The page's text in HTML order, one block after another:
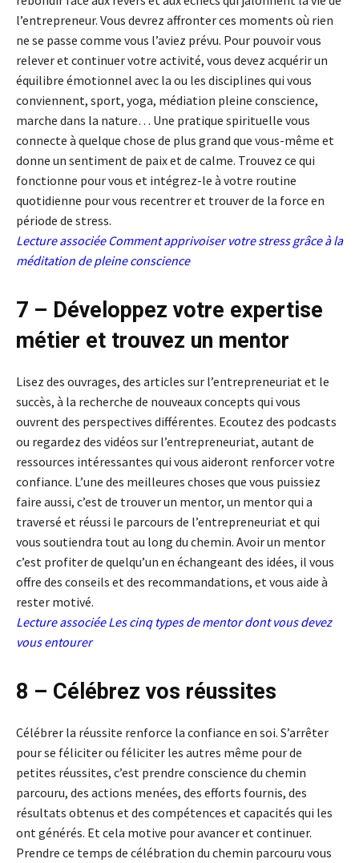
l’entrepreneur. Vous devrez affronter ces moments où rien
ne se passe comme vous l’aviez prévu. Pour pouvoir vous
relever et continuer votre activité, vous devez acquérir un
équilibre émotionnel avec la ou les disciplines qui vous
conviennent, sport, yoga, médiation pleine conscience,
marche dans la nature… Une pratique spirituelle vous
connecte à quelque chose de plus grand que vous-même et
donne un sentiment de paix et de calme. Trouvez ce qui
fonctionne pour vous et intégrez-le à votre routine
quotidienne pour vous recentrer et trouver de la force en
période de stress.
Lecture associée Comment apprivoiser votre stress grâce à la
méditation de pleine conscience
7 – Développez votre expertise
métier et trouvez un mentor
Lisez des ouvrages, des articles sur l’entrepreneuriat et le
succès, à la recherche de nouveaux concepts qui vous
ouvrent des perspectives différentes. Ecoutez des podcasts
ou regardez des vidéos sur l’entrepreneuriat, autant de
ressources intéressantes qui vous aideront renforcer votre
confiance. L’une des meilleures choses que vous puissiez
faire aussi, c’est de trouver un mentor, un mentor qui a
traversé et réussi le parcours de l’entrepreneuriat et qui
vous soutiendra tout au long du chemin. Avoir un mentor
c’est profiter de quelqu’un en échangeant des idées, il vous
offre des conseils et des recommandations, et vous aide à
rester motivé.
Lecture associéeLes cinq types de mentor dont vous devez
vous entourer
8 – Célébrez vos réussites
Célébrer la réussite renforce la confiance en soi. S’arrêter
pour se féliciter ou féliciter les autres même pour de
petites réussites, c’est prendre conscience du chemin
parcouru, des actions menées, des efforts fournis, des
résultats obtenus et des compétences et capacités qui les
ont générés. Et cela motive pour avancer et continuer.
Prendre ce temps de célébration du chemin parcouru vous